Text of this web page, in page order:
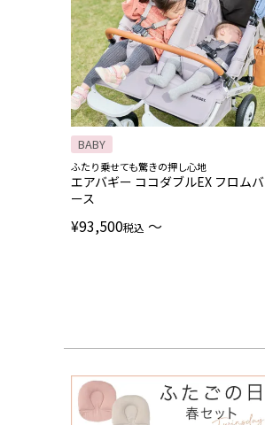
BABY
ふたり乗せても驚きの押し心地
エアバギー ココダブルEX フロムバ
ース
¥93,500税込 〜